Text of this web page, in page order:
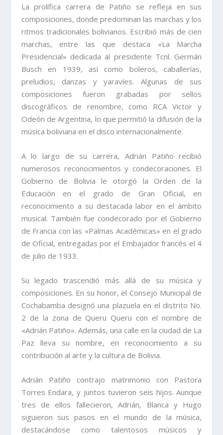
La prolífica carrera de Patiño se refleja en sus
composiciones, donde predominan las marchas y los
ritmos tradicionales bolivianos. Escribió más de cien
marchas, entre las que destaca «La Marcha
Presidencial» dedicada al presidente Tcnl. Germán
Busch en 1939, así como boleros, caballerías,
preludios, danzas y yaravíes. Algunas de sus
composiciones fueron grabadas por sellos
discográficos de renombre, como RCA Victor y
Odeón de Argentina, lo que permitió la difusión de la
música boliviana en el disco internacionalmente.
A lo largo de su carrera, Adrián Patiño recibió
numerosos reconocimientos y condecoraciones. El
Gobierno de Bolivia le otorgó la Orden de la
Educación en el grado de Gran Oficial, en
reconocimiento a su destacada labor en el ámbito
musical. También fue condecorado por el Gobierno
de Francia con las «Palmas Académicas» en el grado
de Oficial, entregadas por el Embajador francés el 4
de julio de 1933.
Su legado trascendió más allá de su música y
composiciones. En su honor, el Consejo Municipal de
Cochabamba designó una plazuela en el distrito No.
2 de la zona de Queru Queru con el nombre de
«Adrián Patiño». Además, una calle en la ciudad de La
Paz lleva su nombre, en reconocimiento a su
contribución al arte y la cultura de Bolivia.
Adrián Patiño contrajo matrimonio con Pastora
Torres Endara, y juntos tuvieron seis hijos. Aunque
tres de ellos fallecieron, Adrián, Blanca y Hugo
siguieron sus pasos en el mundo de la música,
destacándose como talentosos músicos y